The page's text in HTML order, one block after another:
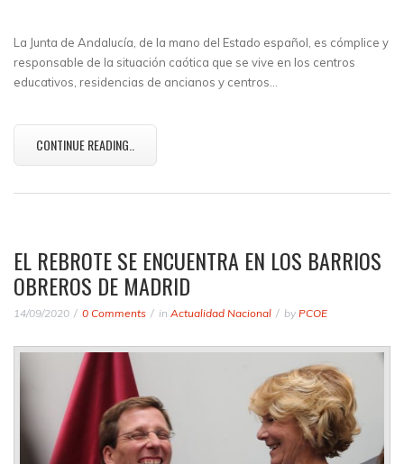
La Junta de Andalucía, de la mano del Estado español, es cómplice y
responsable de la situación caótica que se vive en los centros
educativos, residencias de ancianos y centros…
CONTINUE READING..
EL REBROTE SE ENCUENTRA EN LOS BARRIOS
OBREROS DE MADRID
14/09/2020 0 Comments in Actualidad Nacional by PCOE